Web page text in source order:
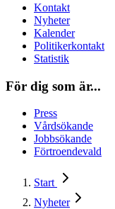
Kontakt
Nyheter
Kalender
Politikerkontakt
Statistik
För dig som är...
Press
Vårdsökande
Jobbsökande
Förtroendevald
Start
Nyheter